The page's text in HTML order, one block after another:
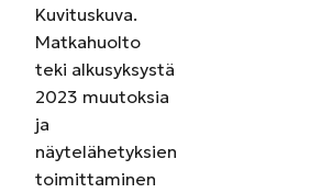
Kuvituskuva.
Matkahuolto
teki alkusyksystä
2023 muutoksia
ja
näytelähetyksien
toimittaminen